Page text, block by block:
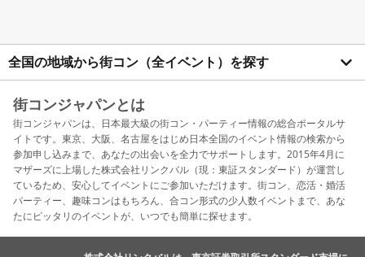
全国の地域から街コン（全イベント）を探す
街コンジャパンとは
街コンジャパンは、日本最大級の街コン・パーティー情報の総合ポータルサ
イトです。東京、大阪、名古屋をはじめ日本全国のイベント情報の検索から
参加申し込みまで、あなたの出会いを全力でサポートします。2015年4月に
マザーズに上場した株式会社リンクバル（現：東証スタンダード）が運営し
ているため、安心してイベントにご参加いただけます。街コン、恋活・婚活
パーティー、趣味コンはもちろん、合コン形式の少人数イベントまで、あな
たにピッタリのイベントが、いつでも簡単に探せます。